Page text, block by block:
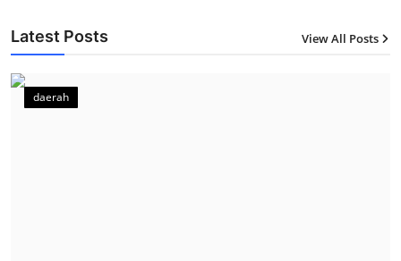
Latest Posts View All Posts
daerah
12